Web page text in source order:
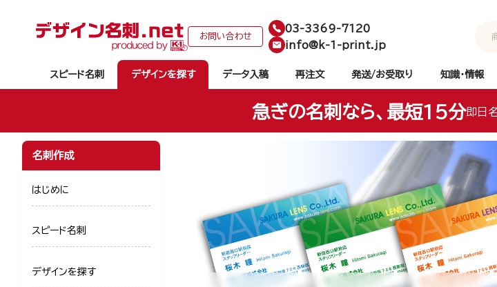
お問い合わせ
03-3369-7120
info@k-1-print.jp
スピード名刺 デザインを探す データ入稿 再注文 発送/お受取り 知識・情報
急ぎの名刺なら、最短15分即日
名刺作成
はじめに
スピード名刺
デザインを探す